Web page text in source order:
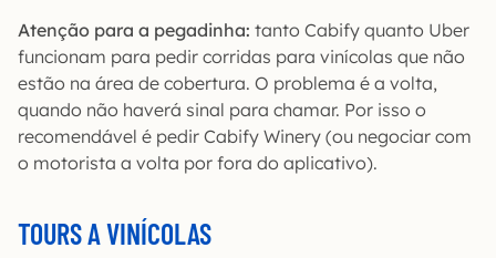
Atenção para a pegadinha: tanto Cabify quanto Uber
funcionam para pedir corridas para vinícolas que não
estão na área de cobertura. O problema é a volta,
quando não haverá sinal para chamar. Por isso o
recomendável é pedir Cabify Winery (ou negociar com
o motorista a volta por fora do aplicativo).
TOURS A VINÍCOLAS